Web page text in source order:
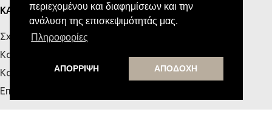
περιεχομένου και διαφημίσεων και την
ανάλυση της επισκεψιμότητάς μας.
Πληροφορίες
ΑΠΟΡΡΙΨΗ ΑΠΟΔΟΧΗ
ΚΑΤΑΣΤΗΜΑΤΑ
Σχετικά με εμάς
Κατάστημα Πάτρας
Κατάστημα Κρήτης
Επικοινωνία